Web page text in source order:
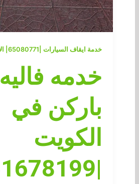
خدمة ايقاف السيارات |65080771| الابداع للضيافة
خدمه فاليه
باركن في
الكويت